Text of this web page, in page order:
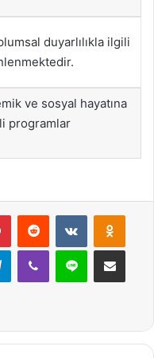
duyarlılıkla ilgili
ve sosyal hayatına
programlar
PinterestReddit VKontakte
TelegramViber Line E-Posta ile